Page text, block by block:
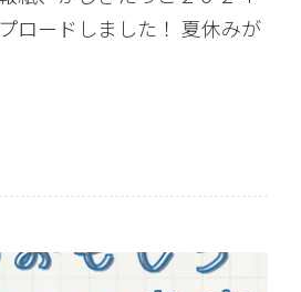
ロードしました！ 夏休みが